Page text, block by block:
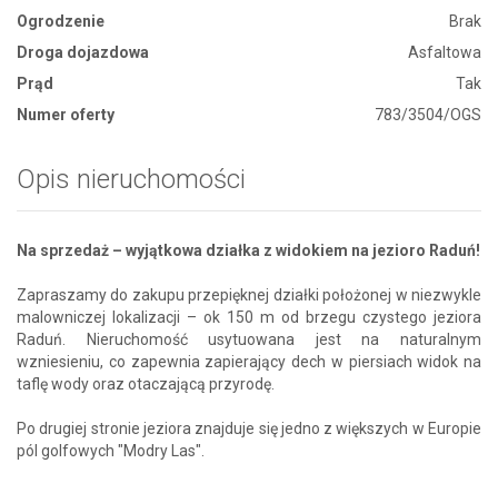
Ogrodzenie
Brak
Droga dojazdowa
Asfaltowa
Prąd
Tak
Numer oferty
783/3504/OGS
Opis nieruchomości
Na sprzedaż – wyjątkowa działka z widokiem na jezioro Raduń!
Zapraszamy do zakupu przepięknej działki położonej w niezwykle
malowniczej lokalizacji – ok 150 m od brzegu czystego jeziora
Raduń. Nieruchomość usytuowana jest na naturalnym
wzniesieniu, co zapewnia zapierający dech w piersiach widok na
taflę wody oraz otaczającą przyrodę.
Po drugiej stronie jeziora znajduje się jedno z większych w Europie
pól golfowych "Modry Las".